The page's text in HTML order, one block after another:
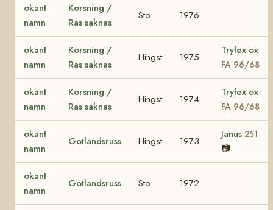
okänt
namn
Korsning /
Ras saknas
Sto 1976
okänt
namn
Korsning /
Ras saknas
Hingst 1975
Tryfex ox
FA 96/68
okänt
namn
Korsning /
Ras saknas
Hingst 1974
Tryfex ox
FA 96/68
okänt
namn
Gotlandsruss Hingst 1973
Janus 251
📷
okänt
namn
Gotlandsruss Sto 1972